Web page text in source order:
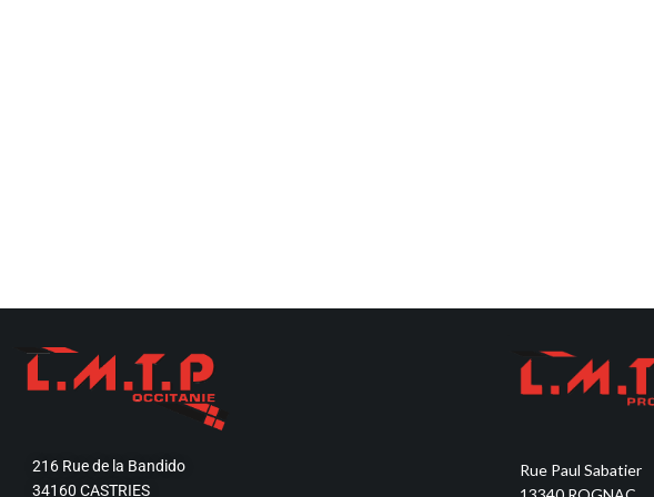
216 Rue de la Bandido
34160 CASTRIES
Rue Paul Sabatier